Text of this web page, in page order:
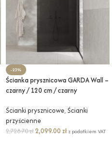
-23%
Ścianka prysznicowa GARDA Wall –
czarny / 120 cm / czarny
Ścianki prysznicowe, Ścianki
przyścienne
2,728.70zł 2,099.00 złz podatkiem VAT